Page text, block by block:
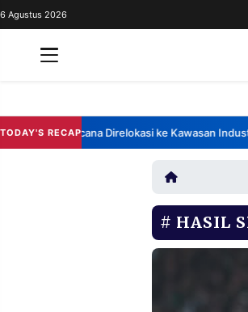
REDAKSI
PERSONA
NASIONAL
6 Agustus 2026
TODAY'S RECAP
Berencana Direlokasi ke Kawasan Industri
HASIL